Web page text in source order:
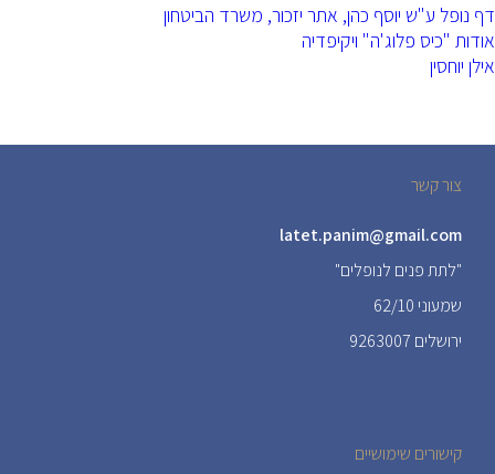
דף נופל ע"ש יוסף כהן, אתר יזכור, משרד הביטחון
אודות "כיס פלוג'ה" ויקיפדיה
אילן יוחסין
צור קשר
latet.panim@gmail.com
"לתת פנים לנופלים"
שמעוני 62/10
ירושלים 9263007
קישורים שימושיים